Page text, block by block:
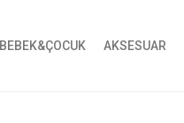
BEBEK&ÇOCUK AKSESUAR